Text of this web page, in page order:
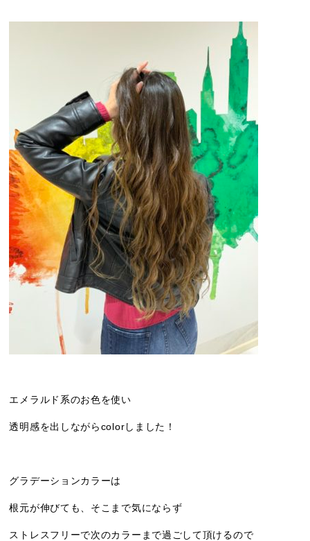
エメラルド系のお色を使い
透明感を出しながらcolorしました！
グラデーションカラーは
根元が伸びても、そこまで気にならず
ストレスフリーで次のカラーまで過ごして頂けるので